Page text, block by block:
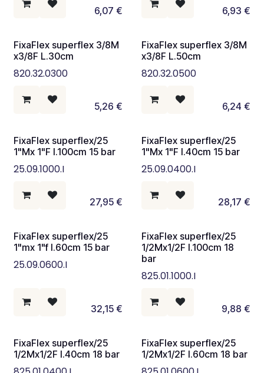
6,07 € 6,93 €
FixaFlex superflex 3/8M
x3/8F L.30cm
820.32.0300
5,26 €
FixaFlex superflex 3/8M
x3/8F L.50cm
820.32.0500
6,24 €
FixaFlex superflex/25
1"Mx 1"F l.100cm 15 bar
25.09.1000.I
27,95€
FixaFlex superflex/25
1"Mx 1"F l.40cm 15 bar
25.09.0400.I
28,17 €
FixaFlex superflex/25
1"mx 1"f l.60cm 15 bar
25.09.0600.I
32,15€
FixaFlex superflex/25
1/2Mx1/2F l.100cm 18
bar
825.01.1000.I
9,88 €
FixaFlex superflex/25
1/2Mx1/2F l.40cm 18 bar
FixaFlex superflex/25
1/2Mx1/2F l.60cm 18 bar